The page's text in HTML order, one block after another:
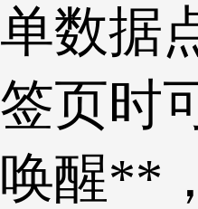
单数据
签页时
唤醒**